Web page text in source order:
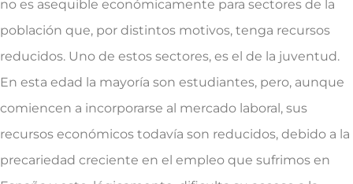
no es asequible económicamente para sectores de la
población que, por distintos motivos, tenga recursos
reducidos. Uno de estos sectores, es el de la juventud.
En esta edad la mayoría son estudiantes, pero, aunque
comiencen a incorporarse al mercado laboral, sus
recursos económicos todavía son reducidos, debido a la
precariedad creciente en el empleo que sufrimos en